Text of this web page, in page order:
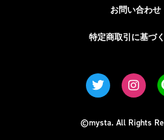
お問い合わせ
特定商取引に基づ
©mysta. All Rights